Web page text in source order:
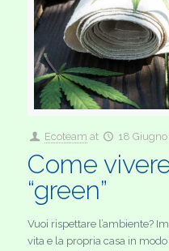
Ecoteam at 18
Come
“green”
Vuoi rispettare l’ambiente?
vita e la propria casa in